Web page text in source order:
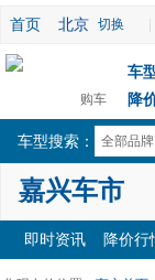
首页 北京 切换
购车
车
降
车型搜索： 全部品牌
嘉兴车市
即时资讯 降价行